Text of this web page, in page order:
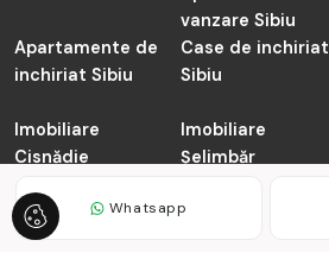
Whatsapp
vanzare Sibiu
Apartamente de
inchiriat Sibiu
Case de inchiriat
Sibiu
Imobiliare
Cisnădie
Imobiliare
Șelimbăr